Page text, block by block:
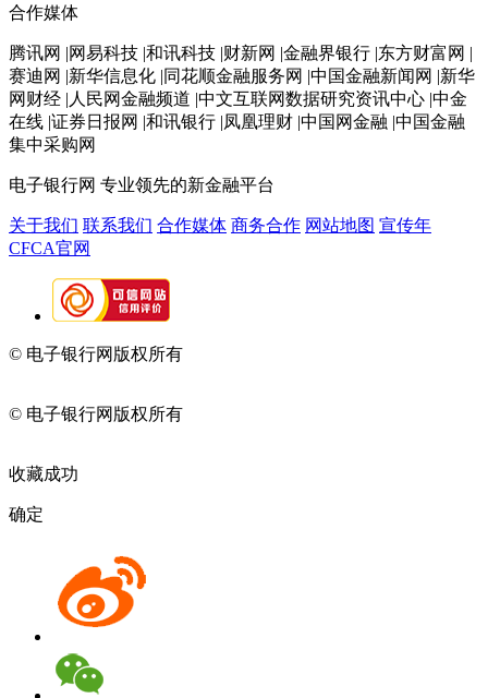
合作媒体
腾讯网 |网易科技 |和讯科技 |财新网 |金融界银行 |东方财富网 |
赛迪网 |新华信息化 |同花顺金融服务网 |中国金融新闻网 |新华
网财经 |人民网金融频道 |中文互联网数据研究资讯中心 |中金
在线 |证券日报网 |和讯银行 |凤凰理财 |中国网金融 |中国金融
集中采购网
电子银行网 专业领先的新金融平台
关于我们 联系我们 合作媒体 商务合作 网站地图 宣传年
CFCA官网
© 电子银行网版权所有
© 电子银行网版权所有
收藏成功
确定